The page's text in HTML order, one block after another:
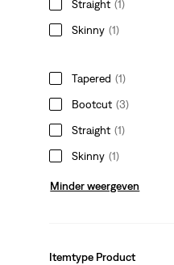
Straight (1)
Skinny (1)
Tapered (1)
Bootcut (3)
Straight (1)
Skinny (1)
Minder weergeven
Itemtype Product